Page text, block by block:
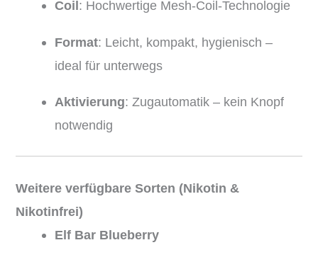
Coil: Hochwertige Mesh-Coil-Technologie
Format: Leicht, kompakt, hygienisch –
ideal für unterwegs
Aktivierung: Zugautomatik – kein Knopf
notwendig
Weitere verfügbare Sorten (Nikotin &
Nikotinfrei)
Elf Bar Blueberry